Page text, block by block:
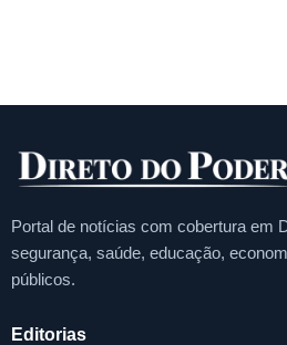
Portal de notícias com cobertura em
segurança, saúde, educação,
públicos.
Editorias